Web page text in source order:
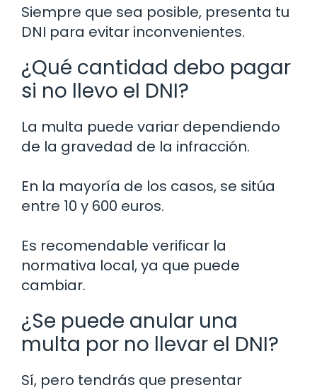
Siempre que sea posible, presenta tu
DNI para evitar inconvenientes.
¿Qué cantidad debo pagar
si no llevo el DNI?
La multa puede variar dependiendo
de la gravedad de la infracción.
En la mayoría de los casos, se sitúa
entre 10 y 600 euros.
Es recomendable verificar la
normativa local, ya que puede
cambiar.
¿Se puede anular una
multa por no llevar el DNI?
Sí, pero tendrás que presentar